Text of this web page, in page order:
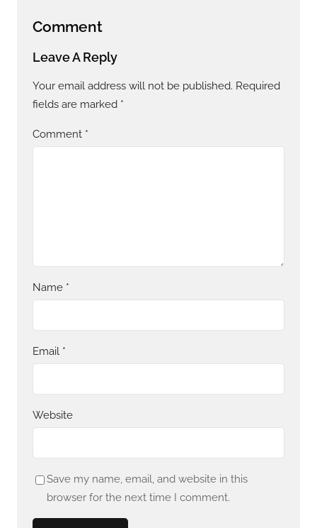
Comment
Leave A Reply
Your email address will not be published. Required
fields are marked *
Comment *
Name *
Email *
Website
Save my name, email, and website in this
browser for the next time I comment.